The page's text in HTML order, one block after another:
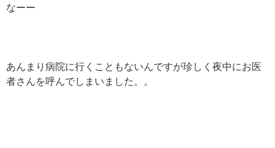
なーー
あんまり病院に行くこともないんですが珍しく夜中にお医
者さんを呼んでしまいました。。